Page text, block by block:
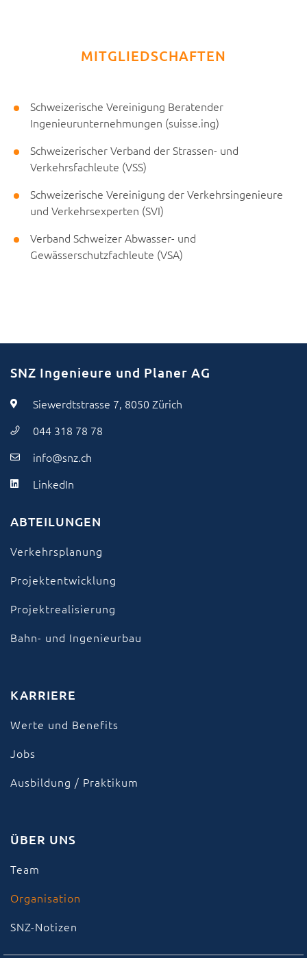
MITGLIEDSCHAFTEN
Schweizerische Vereinigung Beratender
Ingenieurunternehmungen (suisse.ing)
Schweizerischer Verband der Strassen- und
Verkehrsfachleute (VSS)
Schweizerische Vereinigung der Verkehrsingenieure
und Verkehrsexperten (SVI)
Verband Schweizer Abwasser- und
Gewässerschutzfachleute (VSA)
SNZ Ingenieure und Planer AG
Siewerdtstrasse 7, 8050 Zürich
044 318 78 78
info@snz.ch
LinkedIn
ABTEILUNGEN
Verkehrsplanung
Projektentwicklung
Projektrealisierung
Bahn- und Ingenieurbau
KARRIERE
Werte und Benefits
Jobs
Ausbildung / Praktikum
ÜBER UNS
Team
Organisation
SNZ-Notizen